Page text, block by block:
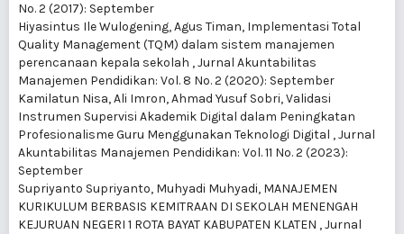
No. 2 (2017): September
Hiyasintus Ile Wulogening, Agus Timan, Implementasi Total
Quality Management (TQM) dalam sistem manajemen
perencanaan kepala sekolah ,Jurnal Akuntabilitas
Manajemen Pendidikan: Vol. 8 No. 2 (2020): September
Kamilatun Nisa, Ali Imron, Ahmad Yusuf Sobri,Validasi
Instrumen Supervisi Akademik Digital dalam Peningkatan
Profesionalisme Guru Menggunakan Teknologi Digital ,Jurnal
Akuntabilitas Manajemen Pendidikan: Vol. 11 No. 2 (2023):
September
Supriyanto Supriyanto, Muhyadi Muhyadi, MANAJEMEN
KURIKULUM BERBASIS KEMITRAAN DI SEKOLAH MENENGAH
KEJURUAN NEGERI 1 ROTA BAYAT KABUPATEN KLATEN ,Jurnal